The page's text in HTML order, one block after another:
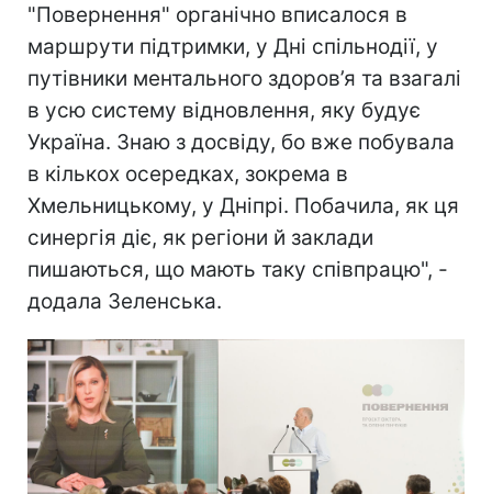
"Повернення" органічно вписалося в
маршрути підтримки, у Дні спільнодії, у
путівники ментального здоров’я та взагалі
в усю систему відновлення, яку будує
Україна. Знаю з досвіду, бо вже побувала
в кількох осередках, зокрема в
Хмельницькому, у Дніпрі. Побачила, як ця
синергія діє, як регіони й заклади
пишаються, що мають таку співпрацю", -
додала Зеленська.